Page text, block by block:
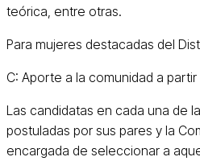
teórica, entre otras.
Para mujeres destacadas del
C: Aporte a la comunidad a
Las candidatas en cada una de
postuladas por sus pares y la
encargada de seleccionar a